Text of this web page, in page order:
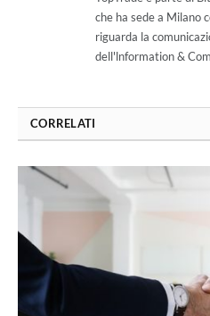
che ha sede a Milano
riguarda la
dell'lnformation &
CORRELATI